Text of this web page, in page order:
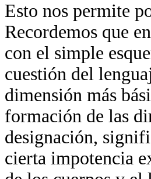
Esto nos permite
Recordemos que
con el simple
cuestión del
dimensión más
formación de las
designación,
cierta impotencia